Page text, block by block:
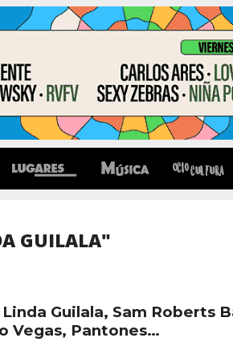
GUILALA"
Guilala, Sam Roberts
Vegas, Pantones…